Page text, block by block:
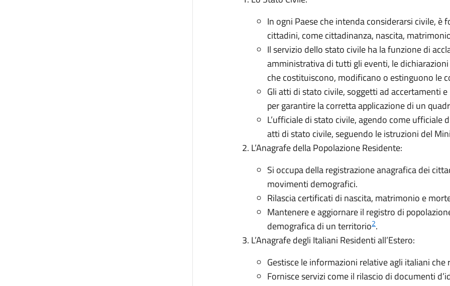
In ogni Paese che intenda considerarsi civile,
cittadini, come cittadinanza, nascita,
Il servizio dello stato civile ha la funzione di
amministrativa di tutti gli eventi, le
che costituiscono, modificano o estinguono le
Gli atti di stato civile, soggetti ad accertamenti
per garantire la corretta applicazione di un
L’ufficiale di stato civile, agendo come ufficiale
atti di stato civile, seguendo le istruzioni del
L’Anagrafe della Popolazione Residente:
Si occupa della registrazione anagrafica dei
movimenti demografici.
Rilascia certificati di nascita, matrimonio e
Mantenere e aggiornare il registro di
demografica di un territorio2.
L’Anagrafe degli Italiani Residenti all’Estero:
Gestisce le informazioni relative agli italiani che
Fornisce servizi come il rilascio di documenti